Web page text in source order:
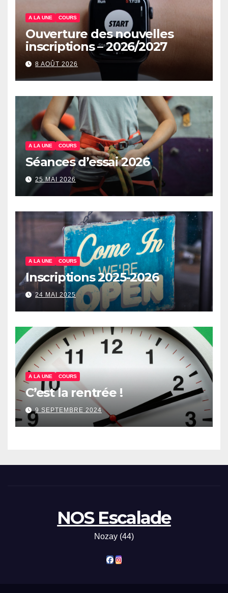
A LA UNE COURS
Ouverture des nouvelles
inscriptions – 2026/2027
8 AOÛT 2026
A LA UNE COURS
Séances d’essai 2026
25 MAI 2026
A LA UNE COURS
Inscriptions 2025-2026
24 MAI 2025
A LA UNE COURS
C’est la rentrée !
9 SEPTEMBRE 2024
NOS Escalade
Nozay (44)